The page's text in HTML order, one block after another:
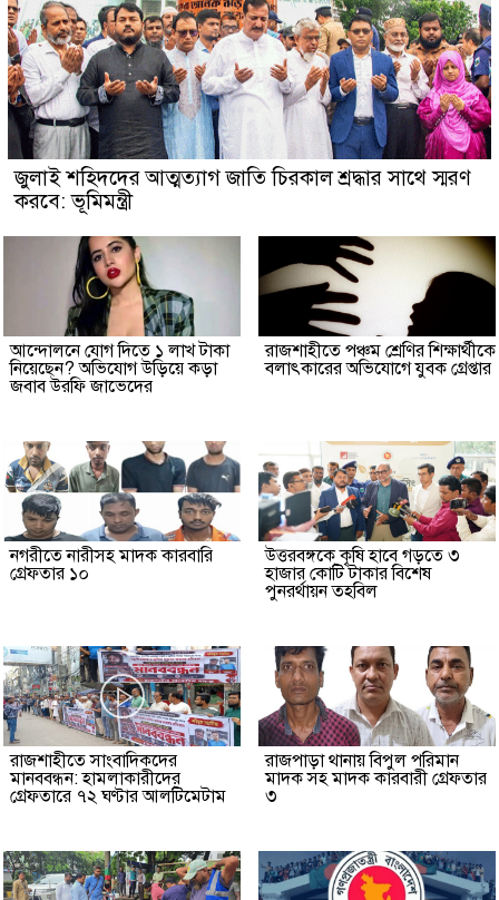
জুলাই শহিদদের আত্মত্যাগ জাতি চিরকাল শ্রদ্ধার সাথে স্মরণ
করবে: ভূমিমন্ত্রী
আন্দোলনে যোগ দিতে ১ লাখ টাকা
নিয়েছেন? অভিযোগ উড়িয়ে কড়া
জবাব উরফি জাভেদের
রাজশাহীতে পঞ্চম শ্রেণির শিক্ষার্থীকে
বলাৎকারের অভিযোগে যুবক গ্রেপ্তার
নগরীতে নারীসহ মাদক কারবারি
গ্রেফতার ১০
উত্তরবঙ্গকে কৃষি হাবে গড়তে ৩
হাজার কোটি টাকার বিশেষ
পুনরর্থায়ন তহবিল
রাজশাহীতে সাংবাদিকদের
মানববন্ধন: হামলাকারীদের
গ্রেফতারে ৭২ ঘণ্টার আলটিমেটাম
রাজপাড়া থানায় বিপুল পরিমান
মাদক সহ মাদক কারবারী গ্রেফতার
৩